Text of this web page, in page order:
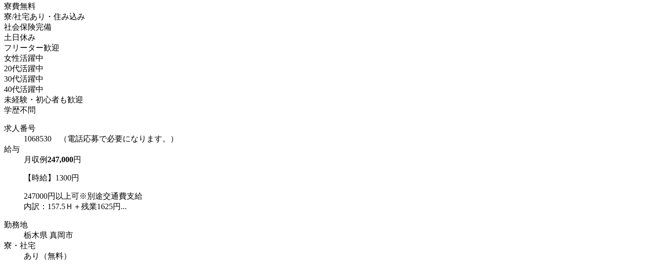
寮費無料
寮/社宅あり・住み込み
社会保険完備
土日休み
フリーター歓迎
女性活躍中
20代活躍中
30代活躍中
40代活躍中
未経験・初心者も歓迎
学歴不問
求人番号
1068530 （電話応募で必要になります。）
給与
月収例247,000円
【時給】1300円
247000円以上可※別途交通費支給
内訳：157.5Ｈ＋残業1625円...
勤務地
栃木県 真岡市
寮・社宅
あり（無料）